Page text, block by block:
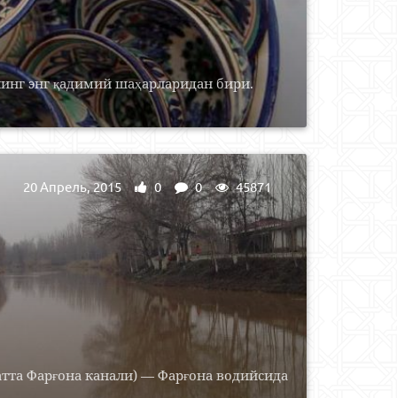
энг қадимий шаҳарларидан бири.
Фарғона канали) — Фарғона водийсида
20 Апрель, 2015 0 0 45871